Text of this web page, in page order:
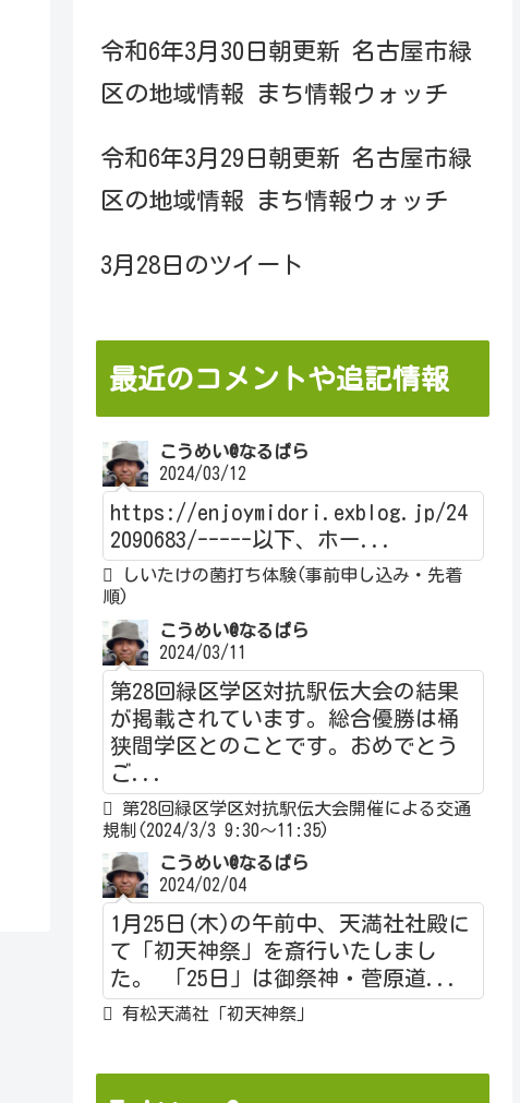
令和6年3月30日朝更新 名古屋市緑
区の地域情報 まち情報ウォッチ
令和6年3月29日朝更新 名古屋市緑
区の地域情報 まち情報ウォッチ
3月28日のツイート
最近のコメントや追記情報
こうめい@なるぱら
2024/03/12
https://enjoymidori.exblog.jp/24
2090683/-----以下、ホー...
しいたけの菌打ち体験(事前申し込み・先着
順)
こうめい@なるぱら
2024/03/11
第28回緑区学区対抗駅伝大会の結果
が掲載されています。総合優勝は桶
狭間学区とのことです。おめでとう
ご...
第28回緑区学区対抗駅伝大会開催による交通
規制(2024/3/3 9:30～11:35)
こうめい@なるぱら
2024/02/04
1月25日(木)の午前中、天満社社殿に
て「初天神祭」を斎行いたしまし
た。 「25日」は御祭神・菅原道...
有松天満社「初天神祭」